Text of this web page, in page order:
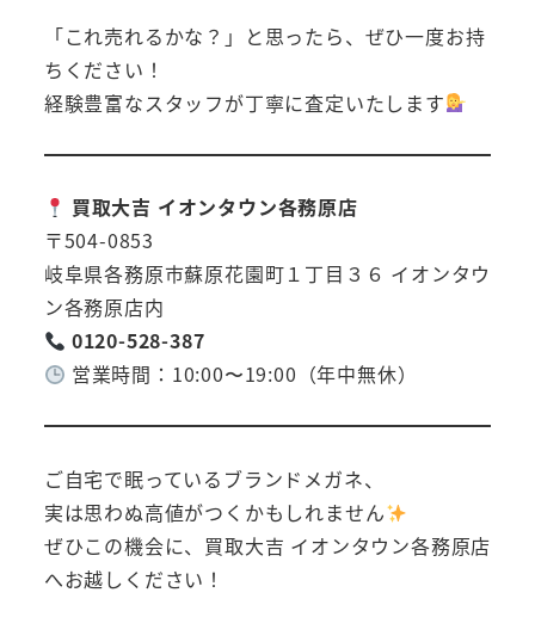
「これ売れるかな？」と思ったら、ぜひ一度お持
ちください！
経験豊富なスタッフが丁寧に査定いたします
買取大吉 イオンタウン各務原店
〒504-0853
岐阜県各務原市蘇原花園町１丁目３６ イオンタウ
ン各務原店内
0120-528-387
営業時間：10:00〜19:00（年中無休）
ご自宅で眠っているブランドメガネ、
実は思わぬ高値がつくかもしれません
ぜひこの機会に、買取大吉 イオンタウン各務原店
へお越しください！